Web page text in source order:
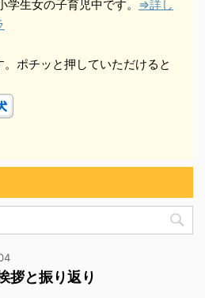
生女の子育児中です。 ⇒詳し
ポチッと押していただけると
拶と振り返り